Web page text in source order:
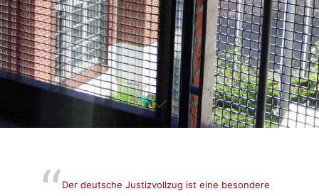
Der deutsche Justizvollzug ist eine besondere